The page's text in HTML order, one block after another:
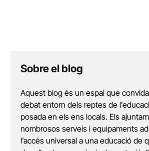
Sobre el blog
Aquest blog és un espai que
debat entorn dels reptes de
posada en els ens locals. Els
nombrosos serveis i equipaments
l’accés universal a una educació de